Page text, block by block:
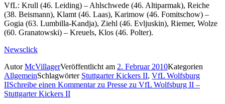
VfL: Krull (46. Leiding) – Ahlschwede (46. Altiparmak), Reiche
(38. Beismann), Klamt (46. Laas), Karimow (46. Fomitschow) –
Gogia (63. Lumbilla-Kandja), Ziehl (46. Evljuskin), Riemer, Wolze
(60. Granatowski) – Kreuels, Klos (46. Polter).
Newsclick
AutorMcVillagerVeröffentlicht am 2. Februar 2010Kategorien
AllgemeinSchlagwörter Stuttgarter Kickers II, VfL Wolfsburg
IISchreibe einen Kommentarzu Presse zu VfL Wolfsburg II –
Stuttgarter Kickers II